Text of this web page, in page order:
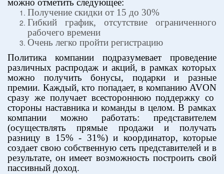
можно отметить следующее:
Получение скидки от 15 до 30%
Гибкий график, отсутствие ограниченного
рабочего времени
Очень легко пройти регистрацию
Политика компании подразумевает проведение
различных распродаж и акций, в рамках которых
можно получить бонусы, подарки и разные
премии. Каждый, кто попадает, в компанию AVON
сразу же получает всестороннюю поддержку со
стороны наставника и команды в целом. В рамках
компании можно работать: представителем
(осуществлять прямые продажи и получать
разницу в 15% - 31%) и координатор, которые
создает свою собственную сеть представителей и в
результате, он имеет возможность построить свой
пассивный доход.